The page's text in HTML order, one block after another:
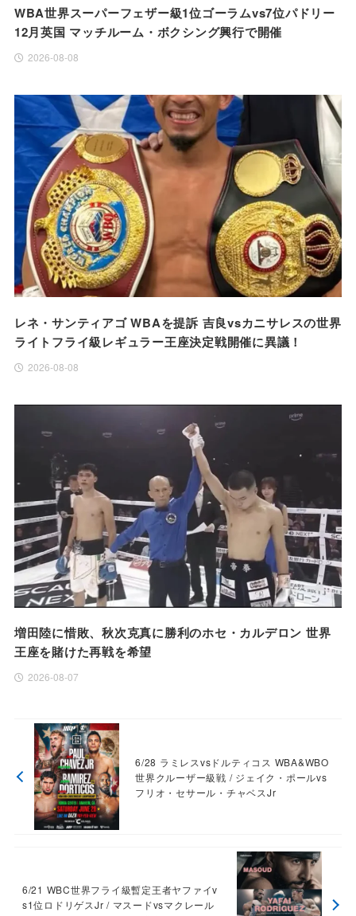
WBA世界スーパーフェザー級1位ゴーラムvs7位パドリー
12月英国 マッチルーム・ボクシング興行で開催
2026-08-08
レネ・サンティアゴ WBAを提訴 吉良vsカニサレスの世界
ライトフライ級レギュラー王座決定戦開催に異議！
2026-08-08
増田陸に惜敗、秋次克真に勝利のホセ・カルデロン 世界
王座を賭けた再戦を希望
2026-08-07
6/28 ラミレスvsドルティコス WBA&WBO
世界クルーザー級戦 / ジェイク・ポールvs
フリオ・セサール・チャベスJr
6/21 WBC世界フライ級暫定王者ヤファイv
s1位ロドリゲスJr / マスードvsマクレール